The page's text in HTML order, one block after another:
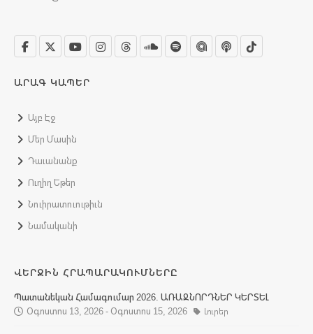
ԱՐԱԳ ԿԱՊԵՐ
Այբ Էջ
Մեր Մասին
Դաւանանք
Ուղիղ Եթեր
Նուիրատուութիւն
Նամականի
ՎԵՐՋԻՆ ՀՐԱՊԱՐԱԿՈՒՄՆԵՐԸ
Պատանեկան Համագումար 2026. ԱՌԱՋՆՈՐԴՆԵՐ ԿԵՐՏԵԼ
Օգոստոս 13, 2026 - Օգոստոս 15, 2026
Լուրեր